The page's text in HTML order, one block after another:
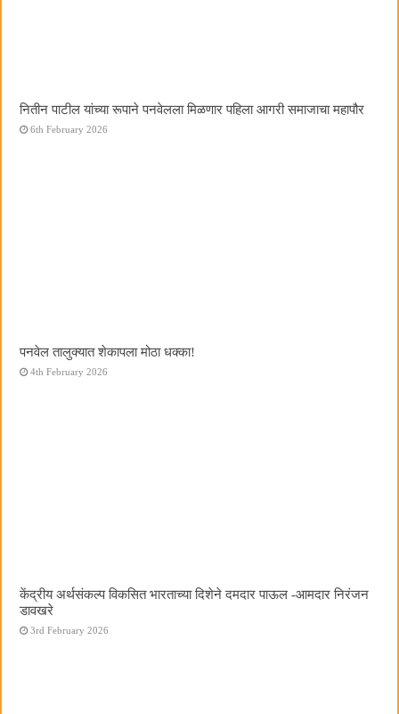
नितीन पाटील यांच्या रूपाने पनवेलला मिळणार पहिला आगरी समाजाचा महापौर
6th February 2026
पनवेल तालुक्यात शेकापला मोठा धक्का!
4th February 2026
केंद्रीय अर्थसंकल्प विकसित भारताच्या दिशेने दमदार पाऊल -आमदार निरंजन
डावखरे
3rd February 2026